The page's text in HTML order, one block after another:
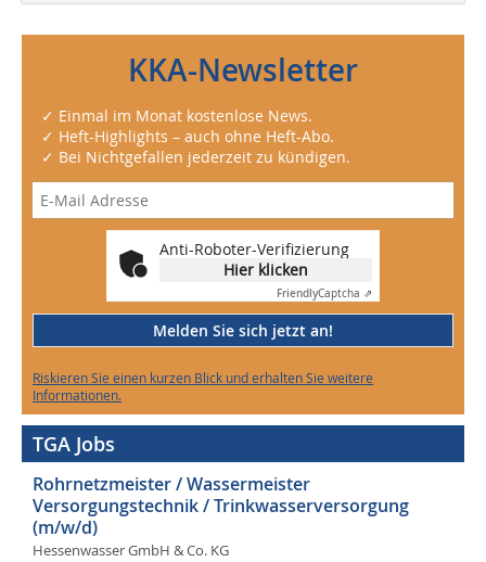
KKA-Newsletter
✓ Einmal im Monat kostenlose News.
✓ Heft-Highlights – auch ohne Heft-Abo.
✓ Bei Nichtgefallen jederzeit zu kündigen.
Anti-Roboter-Verifizierung
Hier klicken
FriendlyCaptcha ⇗
Melden Sie sich jetzt an!
Riskieren Sie einen kurzen Blick und erhalten Sie weitere
Informationen.
TGA Jobs
Rohrnetzmeister / Wassermeister
Versorgungstechnik / Trinkwasserversorgung
(m/w/d)
Hessenwasser GmbH & Co. KG